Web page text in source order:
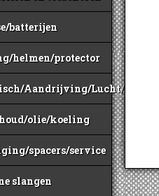
batterijen
helmen/protector
Aandrijving/Lucht/Benzine
olie/koeling
spacers/service
slangen